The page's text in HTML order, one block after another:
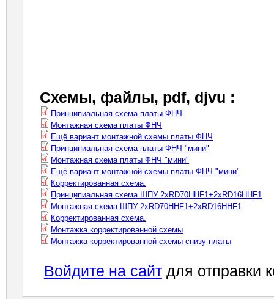
Схемы, файлы, pdf, djvu :
Принципиальная схема платы ФНЧ
Монтажная схема платы ФНЧ
Ещё вариант монтажной схемы платы ФНЧ
Принципиальная схема платы ФНЧ "мини"
Монтажная схема платы ФНЧ "мини"
Ещё вариант монтажной схемы платы ФНЧ "мини"
Корректированная схема.
Принципиальная схема ШПУ 2хRD70HHF1+2xRD16HHF1
Монтажная схема ШПУ 2хRD70HHF1+2xRD16HHF1
Корректированная схема.
Монтажка корректированной схемы
Монтажка корректированной схемы снизу платы
Войдите на сайтдля отправки